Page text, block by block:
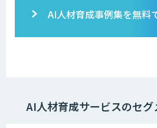
AI人材育成事例集を無料
AI人材育成サービスのセ